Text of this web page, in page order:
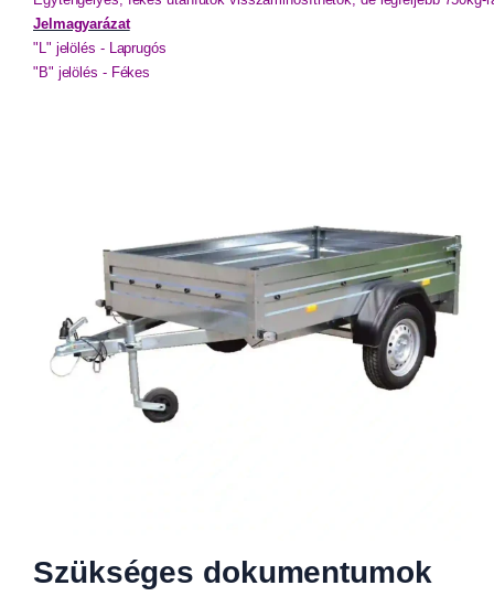
Jelmagyarázat
"L" jelölés - Laprugós
"B" jelölés - Fékes
Szükséges dokumentumok